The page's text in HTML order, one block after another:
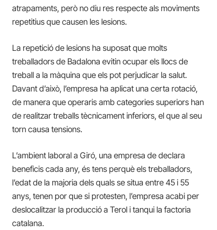
atrapaments, però no diu res respecte als moviments
repetitius que causen les lesions.
La repetició de lesions ha suposat que molts
treballadors de Badalona evitin ocupar els llocs de
treball a la màquina que els pot perjudicar la salut.
Davant d’això, l’empresa ha aplicat una certa rotació,
de manera que operaris amb categories superiors han
de realitzar treballs tècnicament inferiors, el que al seu
torn causa tensions.
L’ambient laboral a Giró, una empresa de declara
beneficis cada any, és tens perquè els treballadors,
l’edat de la majoria dels quals se situa entre 45 i 55
anys, tenen por que si protesten, l’empresa acabi per
deslocalitzar la producció a Terol i tanqui la factoria
catalana.